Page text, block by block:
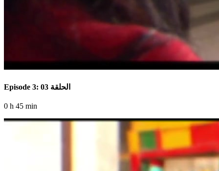
Episode 3: الحلقة 03
0 h 45 min